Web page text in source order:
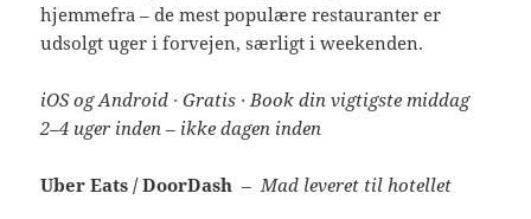
hjemmefra – de mest populære restauranter er
udsolgt uger i forvejen, særligt i weekenden.
iOS og Android · Gratis · Book din vigtigste middag
2–4 uger inden – ikke dagen inden
Uber Eats / DoorDash – Mad leveret til hotellet